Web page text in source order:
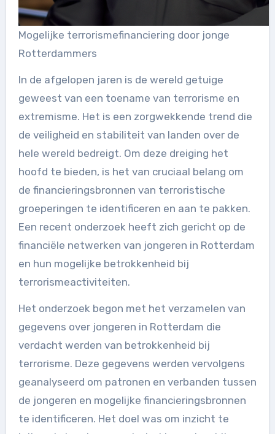
Mogelijke terrorismefinanciering door jonge
Rotterdammers
In de afgelopen jaren is de wereld getuige
geweest van een toename van terrorisme en
extremisme. Het is een zorgwekkende trend die
de veiligheid en stabiliteit van landen over de
hele wereld bedreigt. Om deze dreiging het
hoofd te bieden, is het van cruciaal belang om
de financieringsbronnen van terroristische
groeperingen te identificeren en aan te pakken.
Een recent onderzoek heeft zich gericht op de
financiële netwerken van jongeren in Rotterdam
en hun mogelijke betrokkenheid bij
terrorismeactiviteiten.
Het onderzoek begon met het verzamelen van
gegevens over jongeren in Rotterdam die
verdacht werden van betrokkenheid bij
terrorisme. Deze gegevens werden vervolgens
geanalyseerd om patronen en verbanden tussen
de jongeren en mogelijke financieringsbronnen
te identificeren. Het doel was om inzicht te